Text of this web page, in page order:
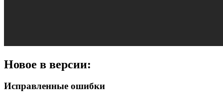
Новое в версии:
Исправленные ошибки